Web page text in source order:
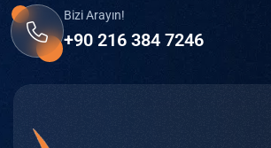
Bizi Arayın!
+90 216 384 7246